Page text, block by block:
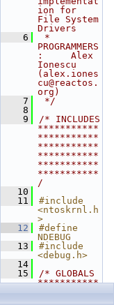
ion for
File System
Drivers
    6
*
PROGRAMMERS
:     Alex
Ionescu
(alex.iones
cu@reactos.
org)
    7
*/
    8
    9
/* INCLUDES
***********
***********
***********
***********
***********
***********
/
   10
   11
#include
<ntoskrnl.h
>
   12
#define
NDEBUG
   13
#include
<debug.h>
   14
   15
/* GLOBALS
***********